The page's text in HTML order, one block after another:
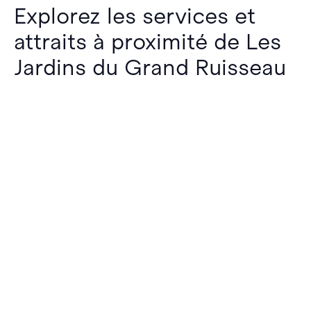
Explorez les services et
attraits à proximité de Les
Jardins du Grand Ruisseau